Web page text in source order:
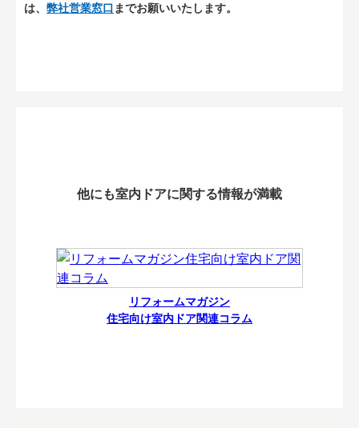
は、 弊社営業窓口 までお願いいたします。
他にも室内ドアに関する情報が満載
リフォームマガジン
住宅向け室内ドア関連コラム